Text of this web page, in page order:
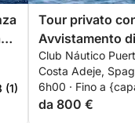
(1)
Tour privato
Avvistamento
lungo la costa
Tenerife -
Club Náutico
Costa Adeje,
6h00 · Fino a
da 800 €